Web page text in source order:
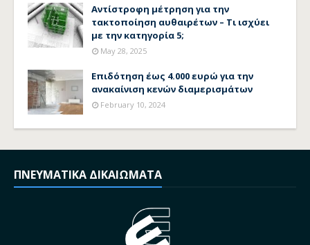
Αντίστροφη μέτρηση για την
τακτοποίηση αυθαιρέτων – Τι ισχύει
με την κατηγορία 5;
May 28, 2025
Επιδότηση έως 4.000 ευρώ για την
ανακαίνιση κενών διαμερισμάτων
February 10, 2024
ΠΝΕΥΜΑΤΙΚΑ ΔΙΚΑΙΩΜΑΤΑ